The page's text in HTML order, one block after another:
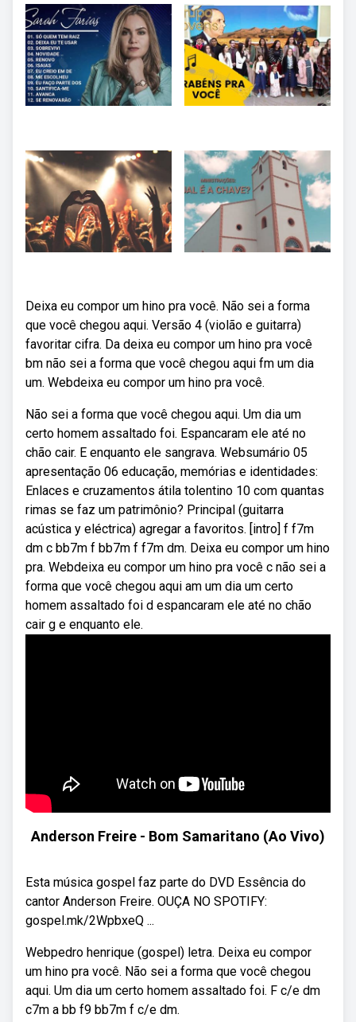
Deixa eu compor um hino pra você. Não sei a forma
que você chegou aqui. Versão 4 (violão e guitarra)
favoritar cifra. Da deixa eu compor um hino pra você
bm não sei a forma que você chegou aqui fm um dia
um. Webdeixa eu compor um hino pra você.
Não sei a forma que você chegou aqui. Um dia um
certo homem assaltado foi. Espancaram ele até no
chão cair. E enquanto ele sangrava. Websumário 05
apresentação 06 educação, memórias e identidades:
Enlaces e cruzamentos átila tolentino 10 com quantas
rimas se faz um patrimônio? Principal (guitarra
acústica y eléctrica) agregar a favoritos. [intro] f f7m
dm c bb7m f bb7m f f7m dm. Deixa eu compor um hino
pra. Webdeixa eu compor um hino pra você c não sei a
forma que você chegou aqui am um dia um certo
homem assaltado foi d espancaram ele até no chão
cair g e enquanto ele.
Anderson Freire - Bom Samaritano (Ao Vivo)
Esta música gospel faz parte do DVD Essência do
cantor Anderson Freire. OUÇA NO SPOTIFY:
gospel.mk/2WpbxeQ ...
Webpedro henrique (gospel) letra. Deixa eu compor
um hino pra você. Não sei a forma que você chegou
aqui. Um dia um certo homem assaltado foi. F c/e dm
c7m a bb f9 bb7m f c/e dm.